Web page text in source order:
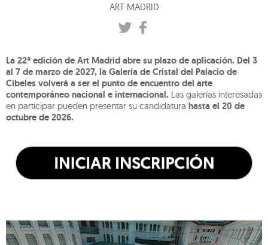
ART MADRID
La 22ª edición de Art Madrid abre su plazo de aplicación. Del 3
al 7 de marzo de 2027, la Galería de Cristal del Palacio de
Cibeles volverá a ser el punto de encuentro del arte
contemporáneo nacional e internacional. Las galerías interesadas
en participar pueden presentar su candidatura hasta el 20 de
octubre de 2026.